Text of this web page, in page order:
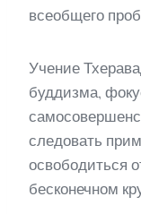
всеобщего
Учение
буддизма,
следовать
освободиться
бесконечном